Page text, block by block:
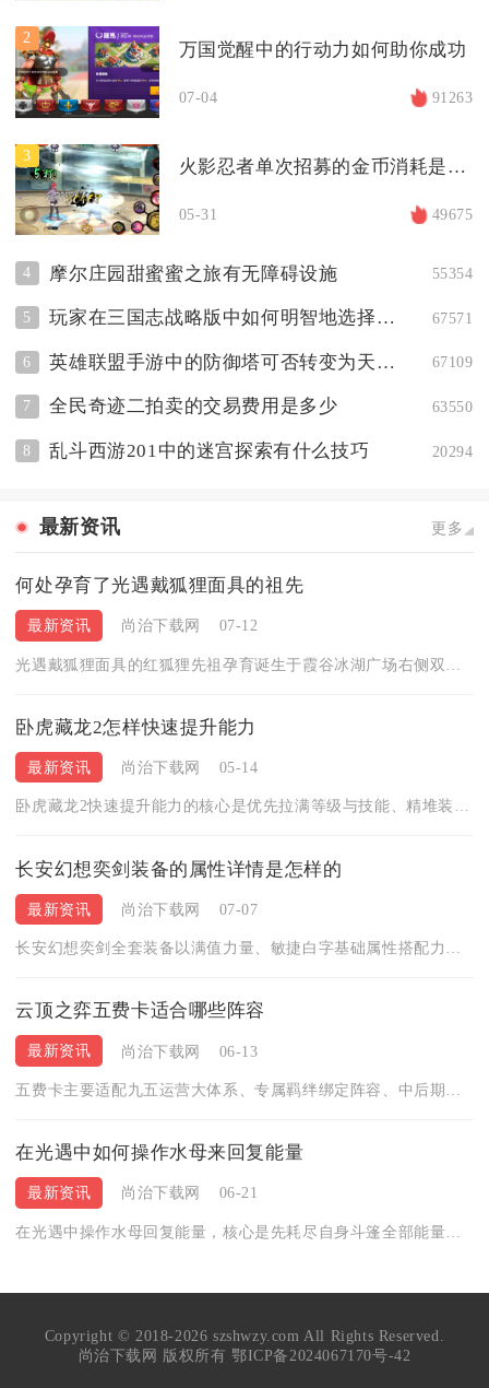
2
万国觉醒中的行动力如何助你成功
07-04 91263
3
火影忍者单次招募的金币消耗是多少
05-31 49675
4 摩尔庄园甜蜜蜜之旅有无障碍设施 55354
5 玩家在三国志战略版中如何明智地选择武将 67571
6 英雄联盟手游中的防御塔可否转变为天赋特性 67109
7 全民奇迹二拍卖的交易费用是多少 63550
8 乱斗西游201中的迷宫探索有什么技巧 20294
最新资讯 更多
何处孕育了光遇戴狐狸面具的祖先
最新资讯 尚治下载网 07-12
卧虎藏龙2怎样快速提升能力
最新资讯 尚治下载网 05-14
卧虎藏龙2快速提升能力的核心是优先拉满等级与技能、精堆装备与...
长安幻想奕剑装备的属性详情是怎样的
最新资讯 尚治下载网 07-07
云顶之弈五费卡适合哪些阵容
最新资讯 尚治下载网 06-13
在光遇中如何操作水母来回复能量
最新资讯 尚治下载网 06-21
Copyright © 2018-2026 szshwzy.com All Rights Reserved.
尚治下载网 版权所有鄂ICP备2024067170号-42